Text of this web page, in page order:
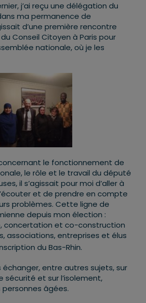
j’ai reçu une délégation du
ma permanence de
d’une première rencontre
Conseil Citoyen à Paris pour
nationale, où je les
le fonctionnement de
le rôle et le travail du député
il s’agissait pour moi d’aller à
et de prendre en compte
problèmes. Cette ligne de
depuis mon élection :
concertation et co-construction
associations, entreprises et élus
du Bas-Rhin.
échanger, entre autres sujets, sur
sécurité et sur l’isolement,
âgées.